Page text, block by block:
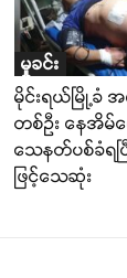
မှုခင်း
မိုင်းရယ်မြို့ခံ အ
တစ်ဦး နေအိမ်
သေနတ်ပစ်ခံရပ
ဖြင့်သေဆုံး